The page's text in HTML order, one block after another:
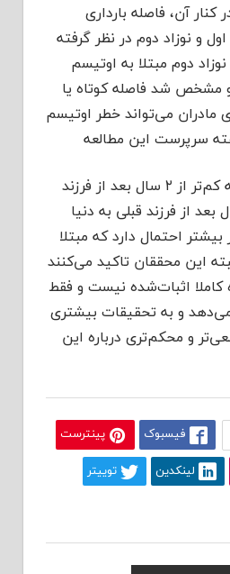
کنار آن، فاصله بارداری
و نوزاد دوم در نظر گرفته
شد. در این بین ۸۷۸ نوزاد دوم مبتلا به اوتیسم
شد فاصله کوتاه یا
مادران می‌تواند خطر اوتیسم
سرپرست این مطالعه
«کودکانی که در فاصله کم‌تر از ۲ سال بعد از فرزند
یا بیشتر از ۶ سال بعد از فرزند قبلی به دنیا
تا ۲ یا ۳ برابر بیشتر احتمال دارد که مبتلا
این محققان تاکید می‌کنند
اثبات‌شده نیست و فقط
می‌دهد و به تحقیقات بیشتری
و محکم‌تری درباره این
فیسبوک پینترست
لینکدین توییتر